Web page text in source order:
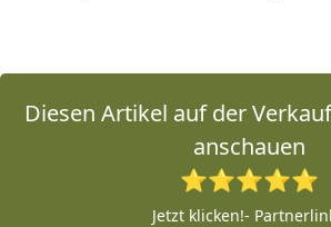
Diesen Artikel auf der
anschauen
⭐⭐⭐⭐⭐
Jetzt klicken!-